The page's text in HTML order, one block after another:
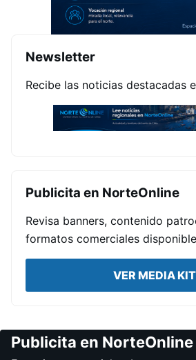
Newsletter
Recibe las noticias destacadas
Publicita en NorteOnline
Revisa banners, contenido
formatos comerciales
VER MEDIA KIT
Publicita en NorteOnline